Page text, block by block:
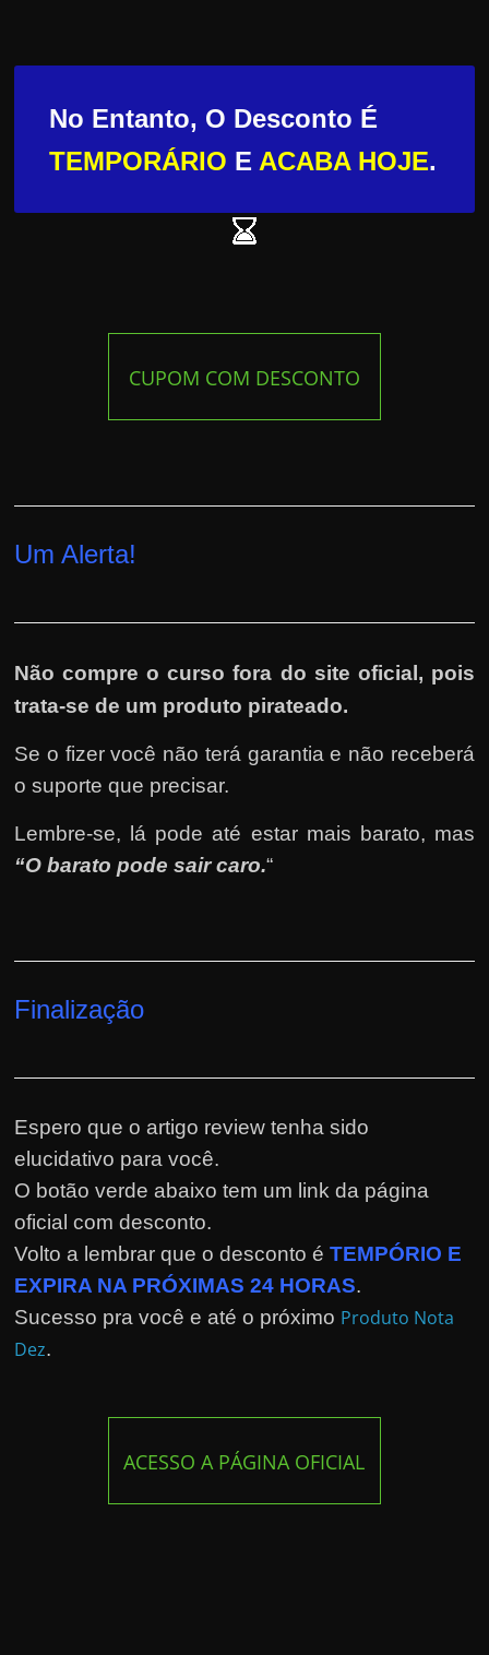
No Entanto, O Desconto É
TEMPORÁRIO E ACABA HOJE.
CUPOM COM DESCONTO
Um Alerta!
Não compre o curso fora do site oficial, pois
trata-se de um produto pirateado.
Se o fizer você não terá garantia e não receberá
o suporte que precisar.
Lembre-se, lá pode até estar mais barato, mas
“O barato pode sair caro.“
Finalização
Espero que o artigo review tenha sido
elucidativo para você.
O botão verde abaixo tem um link da página
oficial com desconto.
Volto a lembrar que o desconto éTEMPÓRIO E
EXPIRA NA PRÓXIMAS 24 HORAS.
Sucesso pra você e até o próximo Produto Nota
Dez.
ACESSO A PÁGINA OFICIAL